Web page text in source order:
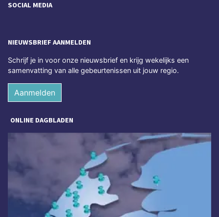
SOCIAL MEDIA
NIEUWSBRIEF AANMELDEN
Schrijf je in voor onze nieuwsbrief en krijg wekelijks een
samenvatting van alle gebeurtenissen uit jouw regio.
Aanmelden
ONLINE DAGBLADEN